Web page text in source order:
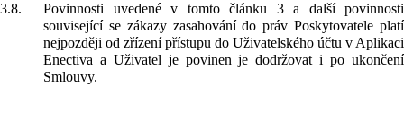
3.8.
Povinnosti uvedené v tomto článku 3 a další povinnosti
související se zákazy zasahování do práv Poskytovatele platí
nejpozději od zřízení přístupu do Uživatelského účtu v Aplikaci
Enectiva a Uživatel je povinen je dodržovat i po ukončení
Smlouvy.